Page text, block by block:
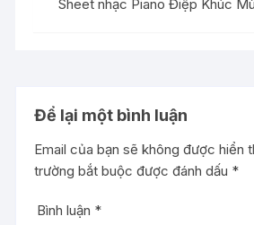
Sheet nhạc Piano Điệp Khúc
Để lại một bình luận
Email của bạn sẽ không được hiển
trường bắt buộc được đánh dấu *
Bình luận *